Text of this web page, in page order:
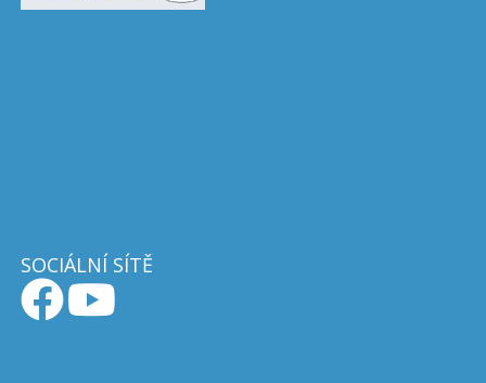
SOCIÁLNÍ SÍTĚ